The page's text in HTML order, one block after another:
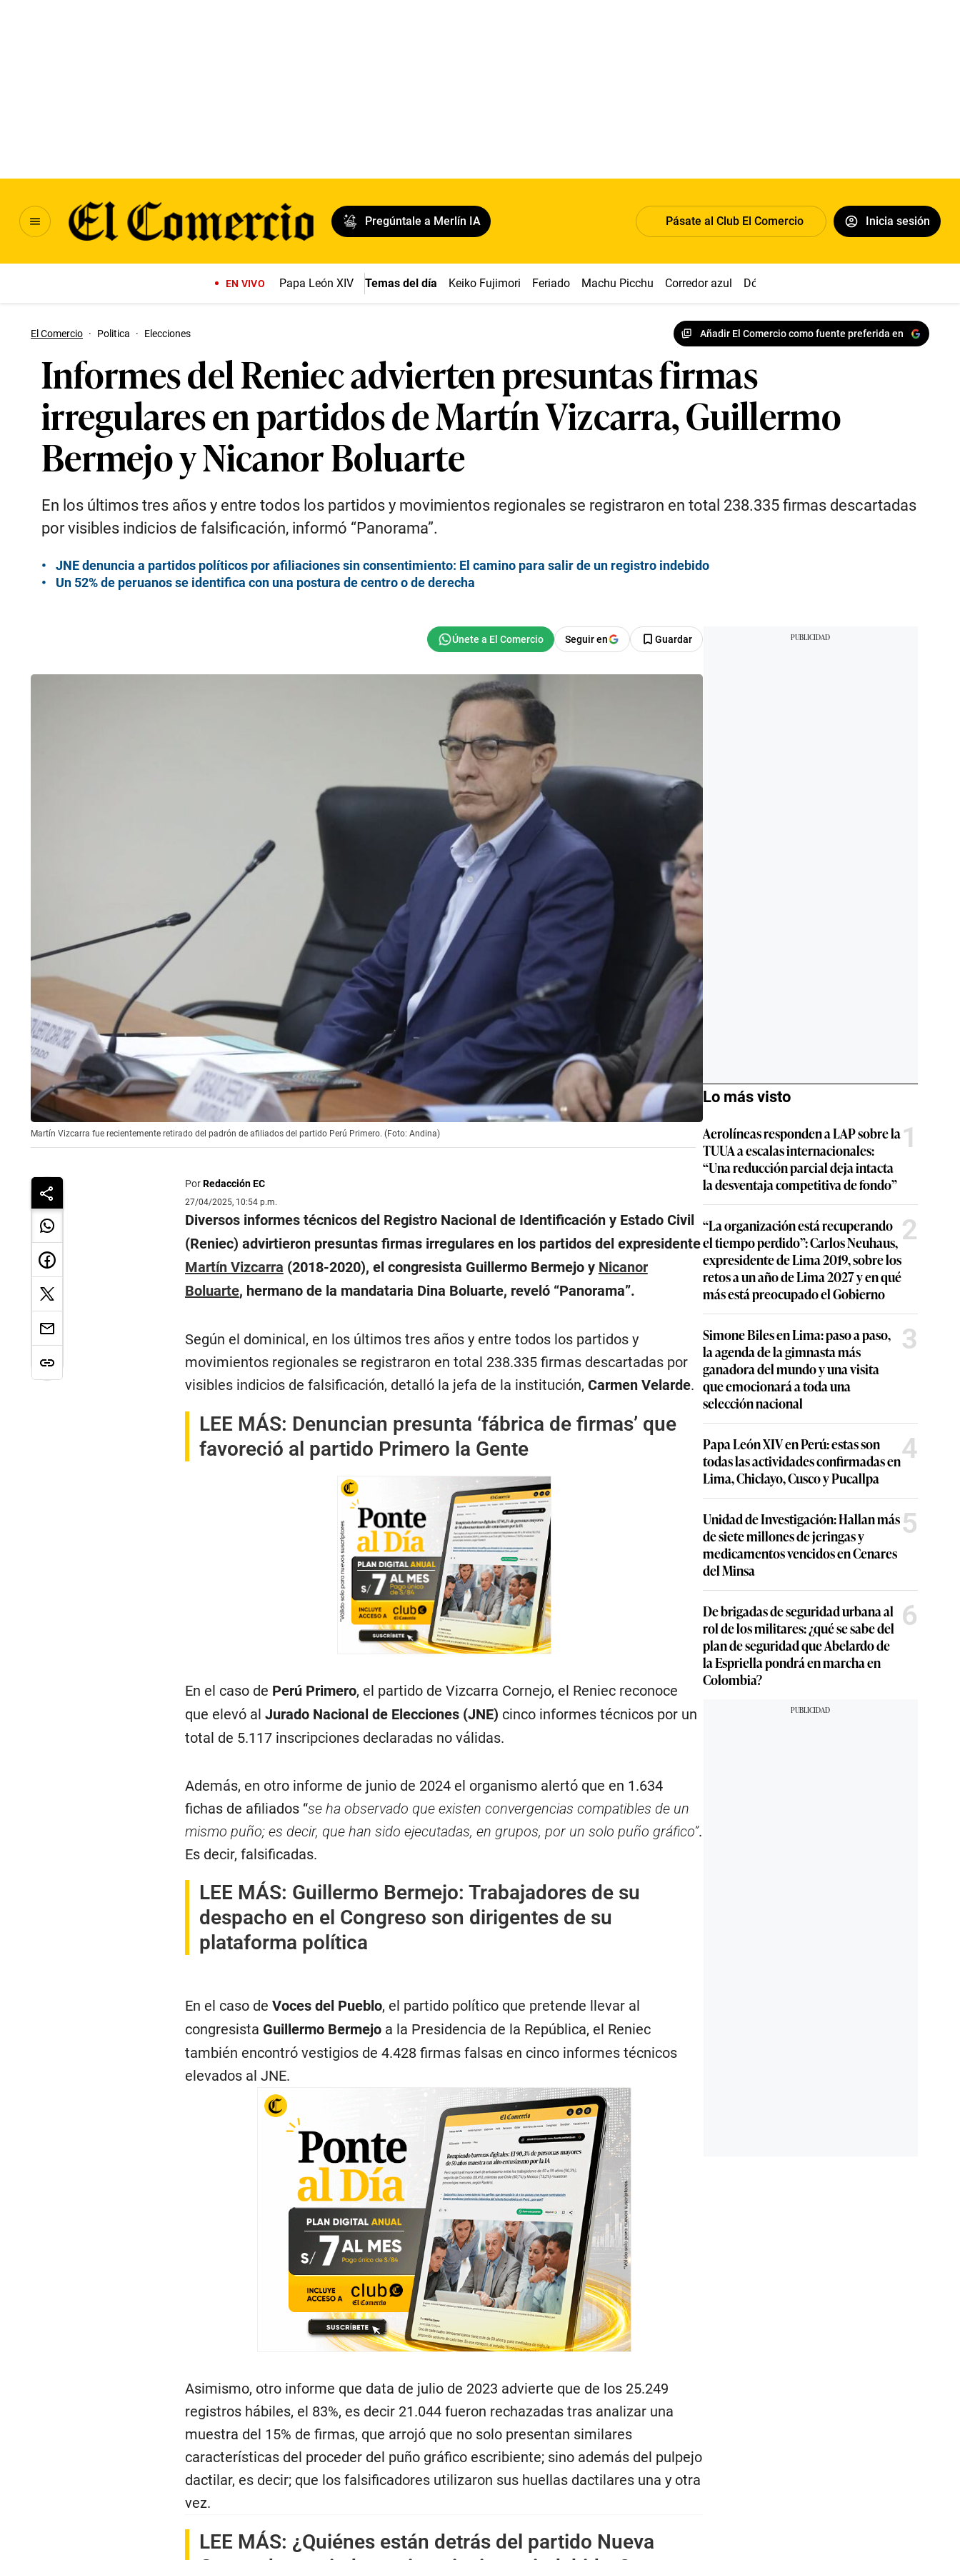
Pregúntale a Merlín IA Pásate al Club El Comercio Inicia sesión
EN VIVO Papa León XIV Temas del día Keiko Fujimori Feriado Machu Picchu Corredor azul Dólar
El Comercio · Politica · Elecciones Añadir El Comercio como fuente preferida en
Informes del Reniec advierten presuntas firmas
irregulares en partidos de Martín Vizcarra, Guillermo
Bermejo y Nicanor Boluarte
En los últimos tres años y entre todos los partidos y movimientos regionales se registraron en total 238.335 firmas descartadas
por visibles indicios de falsificación, informó “Panorama”.
JNE denuncia a partidos políticos por afiliaciones sin consentimiento: El camino para salir de un registro indebido
Un 52% de peruanos se identifica con una postura de centro o de derecha
Seguir en Guardar
Martín Vizcarra fue recientemente retirado del padrón de afiliados del partido Perú Primero. (Foto: Andina)
PorRedacción EC
27/04/2025, 10:54 p.m.
Diversos informes técnicos del Registro Nacional de Identificación y Estado Civil
(Reniec) advirtieron presuntas firmas irregulares en los partidos del expresidente
Martín Vizcarra (2018-2020), el congresista Guillermo Bermejo y Nicanor
Boluarte, hermano de la mandataria Dina Boluarte, reveló “Panorama”.
Según el dominical, en los últimos tres años y entre todos los partidos y
movimientos regionales se registraron en total 238.335 firmas descartadas por
visibles indicios de falsificación, detalló la jefa de la institución, Carmen Velarde.
LEE MÁS: Denuncian presunta ‘fábrica de firmas’ que
favoreció al partido Primero la Gente
En el caso de Perú Primero, el partido de Vizcarra Cornejo, el Reniec reconoce
que elevó al Jurado Nacional de Elecciones (JNE) cinco informes técnicos por un
total de 5.117 inscripciones declaradas no válidas.
Además, en otro informe de junio de 2024 el organismo alertó que en 1.634
fichas de afiliados “se ha observado que existen convergencias compatibles de un
mismo puño; es decir, que han sido ejecutadas, en grupos, por un solo puño gráfico”.
Es decir, falsificadas.
LEE MÁS: Guillermo Bermejo: Trabajadores de su
despacho en el Congreso son dirigentes de su
plataforma política
En el caso de Voces del Pueblo, el partido político que pretende llevar al
congresista Guillermo Bermejoa la Presidencia de la República, el Reniec
también encontró vestigios de 4.428 firmas falsas en cinco informes técnicos
elevados al JNE.
Asimismo, otro informe que data de julio de 2023 advierte que de los 25.249
registros hábiles, el 83%, es decir 21.044 fueron rechazadas tras analizar una
muestra del 15% de firmas, que arrojó que no solo presentan similares
características del proceder del puño gráfico escribiente; sino además del pulpejo
dactilar, es decir; que los falsificadores utilizaron sus huellas dactilares una y otra
vez.
LEE MÁS: ¿Quiénes están detrás del partido Nueva
Lo más visto
Aerolíneas responden a LAP sobre la
TUUA a escalas internacionales:
“Una reducción parcial deja intacta
la desventaja competitiva de fondo”
1
“La organización está recuperando
el tiempo perdido”: Carlos Neuhaus,
expresidente de Lima 2019, sobre los
retos a un año de Lima 2027 y en qué
más está preocupado el Gobierno
2
Simone Biles en Lima: paso a paso,
la agenda de la gimnasta más
ganadora del mundo y una visita
que emocionará a toda una
selección nacional
3
Papa León XIV en Perú: estas son
todas las actividades confirmadas en
Lima, Chiclayo, Cusco y Pucallpa
4
Unidad de Investigación: Hallan más
de siete millones de jeringas y
medicamentos vencidos en Cenares
del Minsa
5
De brigadas de seguridad urbana al
rol de los militares: ¿qué se sabe del
plan de seguridad que Abelardo de
la Espriella pondrá en marcha en
Colombia?
6